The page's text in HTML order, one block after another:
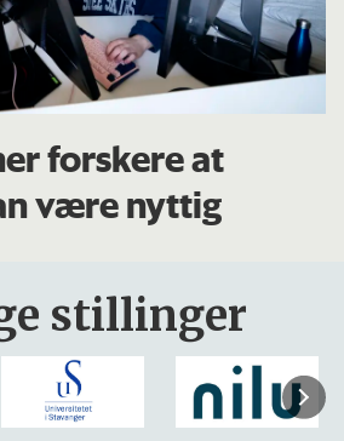
forskere at
være nyttig
stillinger